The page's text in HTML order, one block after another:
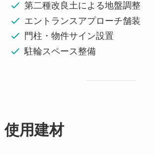
第二種改良土による地盤調整
エントランスアプローチ舗装
門柱・物件サイン設置
駐輪スペース整備
使用建材